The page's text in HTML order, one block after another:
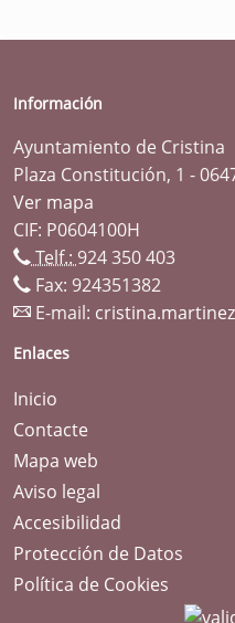
Información
Ayuntamiento de Cristina
Plaza Constitución, 1 -
Ver mapa
CIF: P0604100H
Telf.: 924 350 403
Fax: 924351382
E-mail:
Enlaces
Inicio
Contacte
Mapa web
Aviso legal
Accesibilidad
Protección de Datos
Política de Cookies